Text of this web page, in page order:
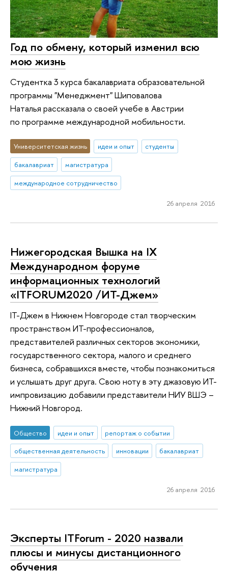
Год по обмену, который изменил всю
мою жизнь
Студентка 3 курса бакалавриата образовательной
программы "Менеджмент" Шиповалова
Наталья рассказала о своей учебе в Австрии
по программе международной мобильности.
Университетская жизнь идеи и опыт
студенты
бакалавриат
магистратура
международное сотрудничество
26 апреля 2016
Нижегородская Вышка на IX
Международном форуме
информационных технологий
«ITFORUM2020 /ИТ-Джем»
IT-Джем в Нижнем Новгороде стал творческим
пространством ИТ-профессионалов,
представителей различных секторов экономики,
государственного сектора, малого и среднего
бизнеса, собравшихся вместе, чтобы познакомиться
и услышать друг друга. Свою ноту в эту джазовую ИТ-
импровизацию добавили представители НИУ ВШЭ –
Нижний Новгород.
Общество идеи и опыт
репортаж о событии
общественная деятельность
инновации
бакалавриат
магистратура
26 апреля 2016
Эксперты ITForum - 2020 назвали
плюсы и минусы дистанционного
обучения